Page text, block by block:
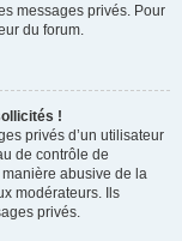
messages privés. Pour
du forum.
!
privés d’un utilisateur
de contrôle de
manière abusive de la
modérateurs. Ils
privés.